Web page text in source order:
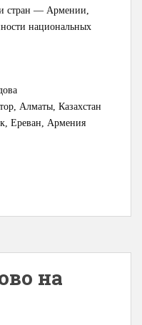
стран — Армении,
национальных
Алматы, Казахстан
Ереван, Армения
на